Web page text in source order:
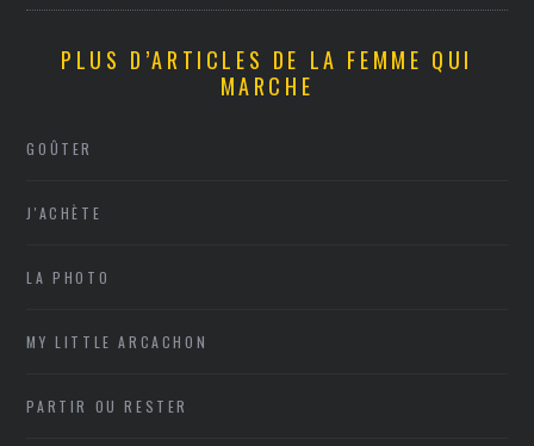
PLUS D’ARTICLES DE LA FEMME QUI
MARCHE
GOÛTER
J'ACHÈTE
LA PHOTO
MY LITTLE ARCACHON
PARTIR OU RESTER